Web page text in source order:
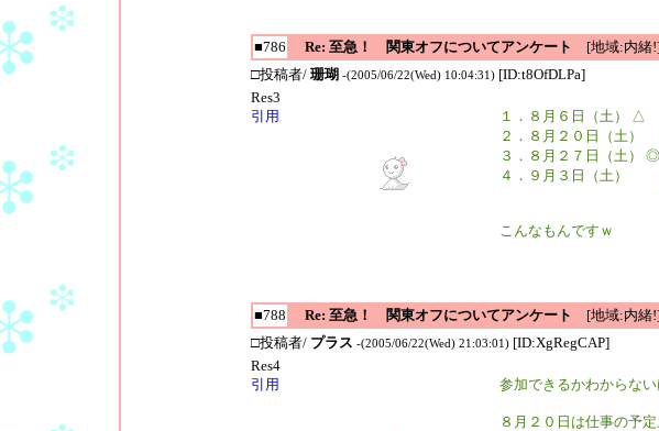
■786
Re: 至急！ 関東オフについてアンケート
[地域:内緒
□投稿者/ 珊瑚 -(2005/06/22(Wed) 10:04:31) [ID:t8OfDLPa]
Res3
引用
１．８月６日（土） △
２．８月２０日（土）
３．８月２７日（土） ◎
４．９月３日（土
こんなもんですｗ
■788
Re: 至急！ 関東オフについてアンケート
[地域:内緒
□投稿者/ プラス -(2005/06/22(Wed) 21:03:01) [ID:XgRegCAP]
Res4
引用
参加できるかわからない
８月２０日は仕事の予